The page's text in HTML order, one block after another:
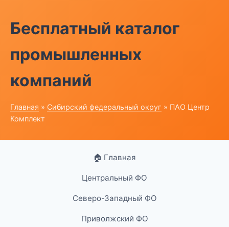
Бесплатный каталог
промышленных
компаний
Главная » Сибирский федеральный округ » ПАО Центр
Комплект
🏠 Главная
Центральный ФО
Северо-Западный ФО
Приволжский ФО